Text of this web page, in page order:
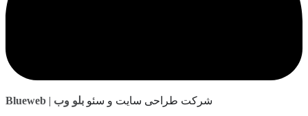
Blueweb طراحی سایت و سئوبلو وب